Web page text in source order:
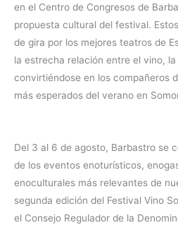
en el Centro de Congresos de
propuesta cultural del festival.
de gira por los mejores teatros de
la estrecha relación entre el vino,
convirtiéndose en los compañeros
más esperados del verano en
Del 3 al 6 de agosto, Barbastro se
de los eventos enoturísticos,
enoculturales más relevantes de
segunda edición del Festival Vino
el Consejo Regulador de la